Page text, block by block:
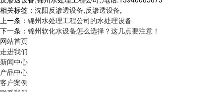
相关标签： 沈阳反渗透设备,反渗透设备,
上一条： 锦州水处理工程公司的水处理设备
下一条： 锦州软化水设备怎么选择？这几点要注意！
网站首页
走进我们
新闻中心
产品中心
客户案例